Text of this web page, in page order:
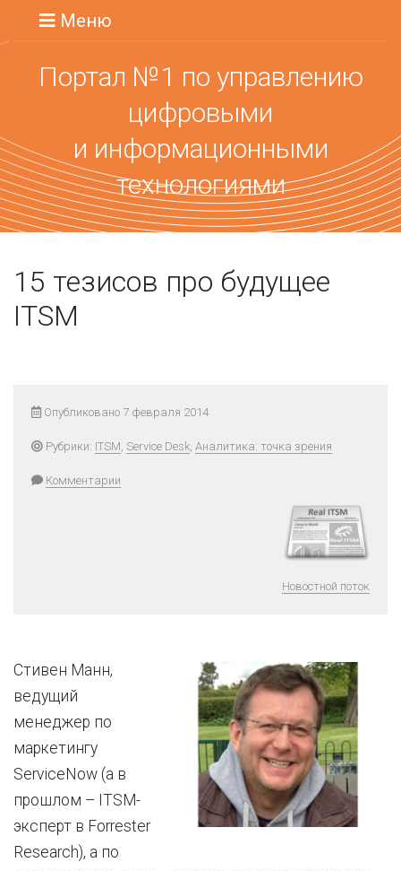
Меню
Портал №1 по управлению
цифровыми
и информационными
технологиями
15 тезисов про будущее
ITSM
Опубликовано 7 февраля 2014
Рубрики: ITSM, Service Desk, Аналитика: точка зрения
Комментарии
Новостной поток
Стивен Манн,
ведущий
менеджер по
маркетингу
ServiceNow (а в
прошлом – ITSM-
эксперт в Forrester
Research), а по